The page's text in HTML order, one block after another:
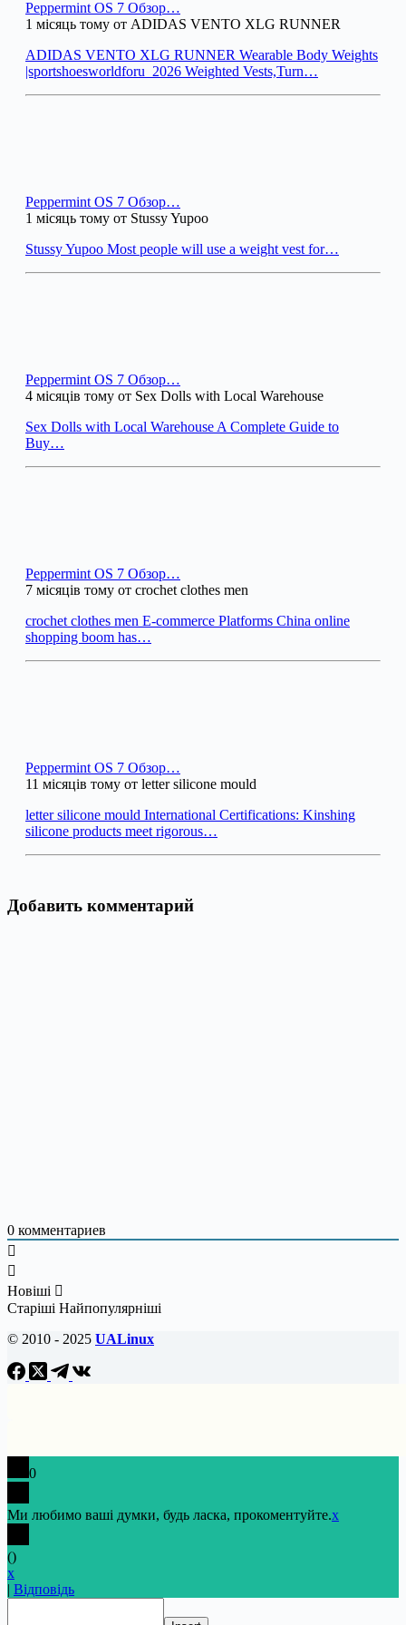
Peppermint OS 7 Обзор…
1 місяць тому от ADIDAS VENTO XLG RUNNER
ADIDAS VENTO XLG RUNNER Wearable Body Weights
|sportshoesworldforu_2026 Weighted Vests,Turn…
Peppermint OS 7 Обзор…
1 місяць тому от Stussy Yupoo
Stussy Yupoo Most people will use a weight vest for…
Peppermint OS 7 Обзор…
4 місяців тому от Sex Dolls with Local Warehouse
Sex Dolls with Local Warehouse A Complete Guide to
Buy…
Peppermint OS 7 Обзор…
7 місяців тому от crochet clothes men
crochet clothes men E-commerce Platforms China online
shopping boom has…
Peppermint OS 7 Обзор…
11 місяців тому от letter silicone mould
letter silicone mould International Certifications: Kinshing
silicone products meet rigorous…
Добавить комментарий
0 комментариев
Новіші
Старіші Найпопулярніші
© 2010 - 2025 UALinux
0
Ми любимо ваші думки, будь ласка, прокоментуйте.x
()
x
| Відповідь